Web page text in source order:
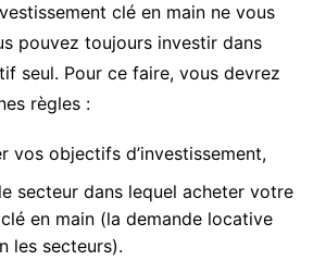
clé en main ne vous
pouvez toujours investir dans
seul. Pour ce faire, vous devrez
règles :
vos objectifs d’investissement,
secteur dans lequel acheter votre
en main (la demande locative
les secteurs).